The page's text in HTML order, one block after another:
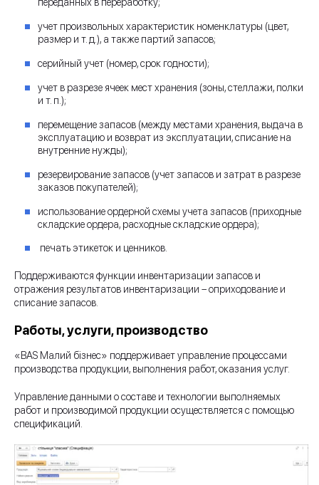
учет произвольных характеристик номенклатуры (цвет,
размер и т. д.), а также партий запасов;
серийный учет (номер, срок годности);
учет в разрезе ячеек мест хранения (зоны, стеллажи, полки
и т. п.);
перемещение запасов (между местами хранения, выдача в
эксплуатацию и возврат из эксплуатации, списание на
внутренние нужды);
резервирование запасов (учет запасов и затрат в разрезе
заказов покупателей);
использование ордерной схемы учета запасов (приходные
складские ордера, расходные складские ордера);
печать этикеток и ценников.
Поддерживаются функции инвентаризации запасов и
отражения результатов инвентаризации – оприходование и
списание запасов.
Работы, услуги, производство
«BAS Малий бізнес» поддерживает управление процессами
производства продукции, выполнения работ, оказания услуг.
Управление данными о составе и технологии выполняемых
работ и производимой продукции осуществляется с помощью
спецификаций.